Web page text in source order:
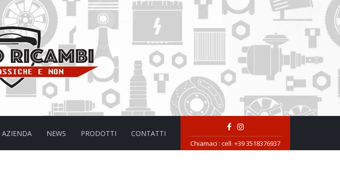
AZIENDA NEWS PRODOTTI CONTATTI
Chiamaci : cell. +39 3518376937